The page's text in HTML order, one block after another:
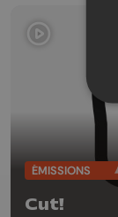
ÉMISSIONS
Cut!